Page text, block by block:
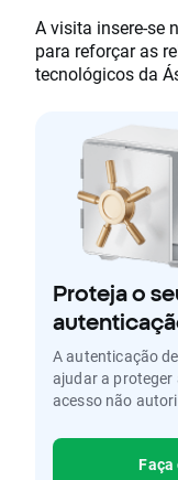
A visita insere-se
para reforçar as
tecnológicos da
Proteja o
A autenticação
ajudar a proteger
acesso não